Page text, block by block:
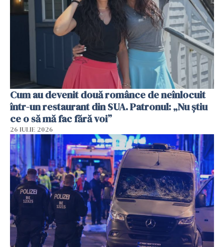
Cum au devenit două românce de neînlocuit
într-un restaurant din SUA. Patronul: „Nu știu
ce o să mă fac fără voi”
26 IULIE 2026